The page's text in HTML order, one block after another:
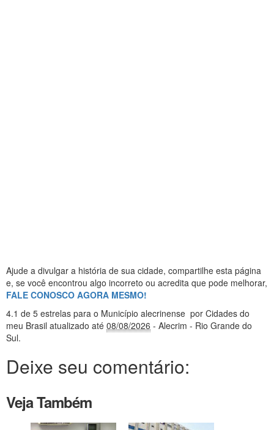
Ajude a divulgar a história de sua cidade, compartilhe esta página
e, se você encontrou algo incorreto ou acredita que pode melhorar,
FALE CONOSCO AGORA MESMO!
4.1 de 5 estrelas para o Município alecrinense por Cidades do
meu Brasil atualizado até 08/08/2026 - Alecrim - Rio Grande do
Sul.
Deixe seu comentário:
Veja Também